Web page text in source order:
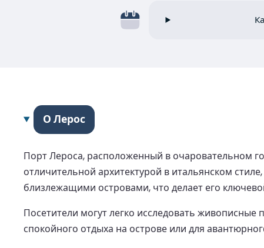
О Лерос
Порт Лероса, расположенный в очаровательном
отличительной архитектурой в итальянском
близлежащими островами, что делает его
Посетители могут легко исследовать
спокойного отдыха на острове или для